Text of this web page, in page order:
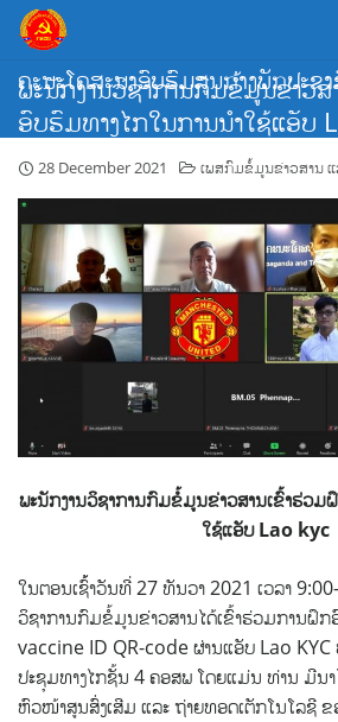
Skip
content
ຄະນະໂຄສະນາອົບຮົມສູນກາງພັກປະຊ
ພະນັກງານວິຊາການກົມຂໍ້ມູນຂ່າວ
ອົບຮົມທາງໄກໃນການນຳໃຊ້ແອັບ
28 December 2021 ເພສກົມຂໍ້ມູນຂ່າວສານ
ພະນັກງານວິຊາການກົມຂໍ້ມູນຂ່າວສານເຂົ້າຮ່ວມ
ໃຊ້ແອັບLao kyc
ໃນຕອນເຊົ້້າວັນທີ່ 27 ທັນວາ 2021 ເວລາ
ວິຊາການກົມຂໍ້ມູນຂ່າວສານໄດ້ເຂົ້າຮ່ວມການຝຶ
vaccine ID QR-code ຜ່ານແອັບ Lao KYC
ປະຊຸມທາງໄກຊັ້ນ 4 ຄອສພ ໂດຍແມ່ນ ທ່ານ ມີນ
ຫົວໜ້າສູນສົ່ງເສີມ ແລະ ຖ່າຍທອດເຕັກໂນໂລຊີ ຂ